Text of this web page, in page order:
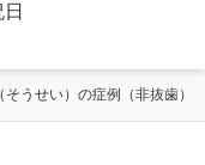
うせい）の症例（非抜歯）